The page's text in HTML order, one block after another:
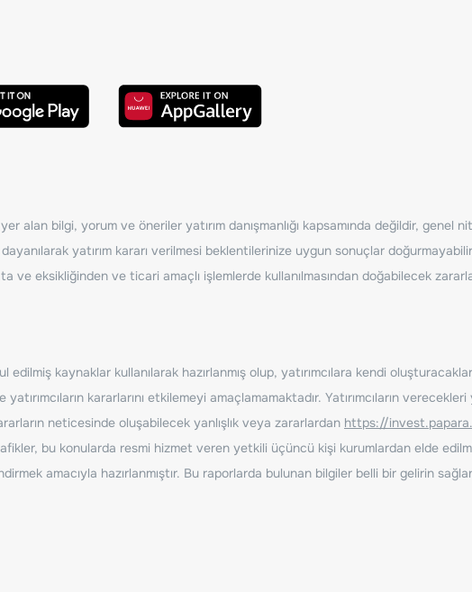
alan bilgi, yorum ve öneriler yatırım danışmanlığı kapsamında değildir,
yatırım kararı verilmesi beklentilerinize uygun sonuçlar
ve eksikliğinden ve ticari amaçlı işlemlerde kullanılmasından doğabilecek
kaynaklar kullanılarak hazırlanmış olup, yatırımcılara kendi oluşturacakları
kararlarını etkilemeyi amaçlamamaktadır. Yatırımcıların
neticesinde oluşabilecek yanlışlık veya zararlardan https://
bu konularda resmi hizmet veren yetkili üçüncü kişi kurumlardan elde
amacıyla hazırlanmıştır. Bu raporlarda bulunan bilgiler belli bir gelirin